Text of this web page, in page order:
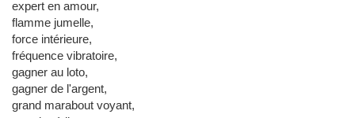
expert en amour,
flamme jumelle,
force intérieure,
fréquence vibratoire,
gagner au loto,
gagner de l'argent,
grand marabout voyant,